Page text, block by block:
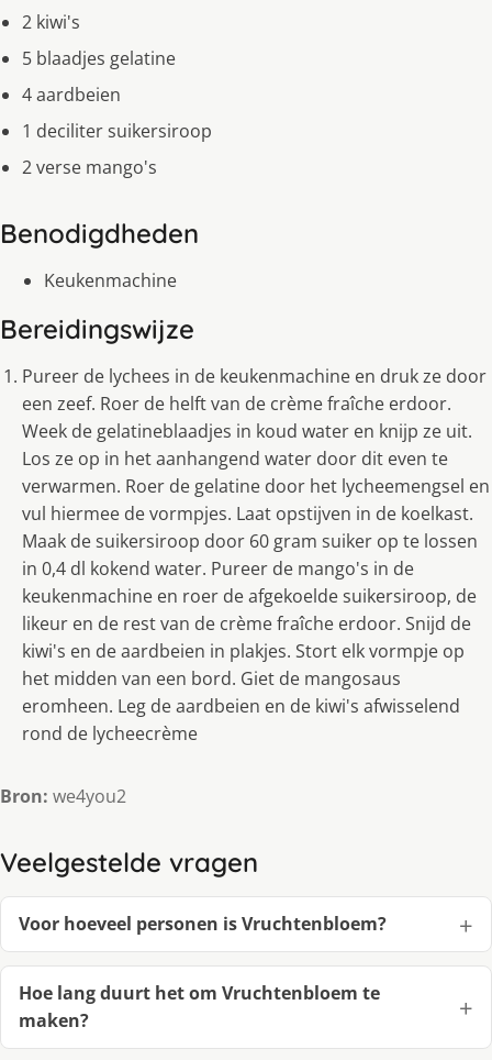
2 kiwi's
5 blaadjes gelatine
4 aardbeien
1 deciliter suikersiroop
2 verse mango's
Benodigdheden
Keukenmachine
Bereidingswijze
Pureer de lychees in de keukenmachine en druk ze door
een zeef. Roer de helft van de crème fraîche erdoor.
Week de gelatineblaadjes in koud water en knijp ze uit.
Los ze op in het aanhangend water door dit even te
verwarmen. Roer de gelatine door het lycheemengsel en
vul hiermee de vormpjes. Laat opstijven in de koelkast.
Maak de suikersiroop door 60 gram suiker op te lossen
in 0,4 dl kokend water. Pureer de mango's in de
keukenmachine en roer de afgekoelde suikersiroop, de
likeur en de rest van de crème fraîche erdoor. Snijd de
kiwi's en de aardbeien in plakjes. Stort elk vormpje op
het midden van een bord. Giet de mangosaus
eromheen. Leg de aardbeien en de kiwi's afwisselend
rond de lycheecrème
Bron: we4you2
Veelgestelde vragen
Voor hoeveel personen is Vruchtenbloem?
Hoe lang duurt het om Vruchtenbloem te
maken?